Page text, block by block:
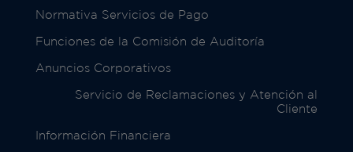
Normativa Servicios de Pago
Funciones de la Comisión de Auditoría
Anuncios Corporativos
Servicio de Reclamaciones y Atención al
Cliente
Información Financiera